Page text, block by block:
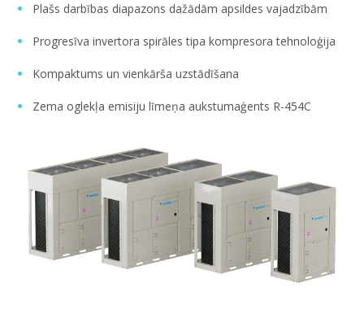
Plašs darbības diapazons dažādām apsildes vajadzībām
Progresīva invertora spirāles tipa kompresora tehnoloģija
Kompaktums un vienkārša uzstādīšana
Zema oglekļa emisiju līmeņa aukstumaģents R-454C